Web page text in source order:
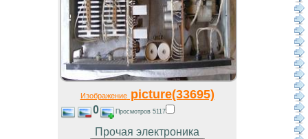
Изображениеpicture(33695)
0 Просмотров 5117
Прочая электроника